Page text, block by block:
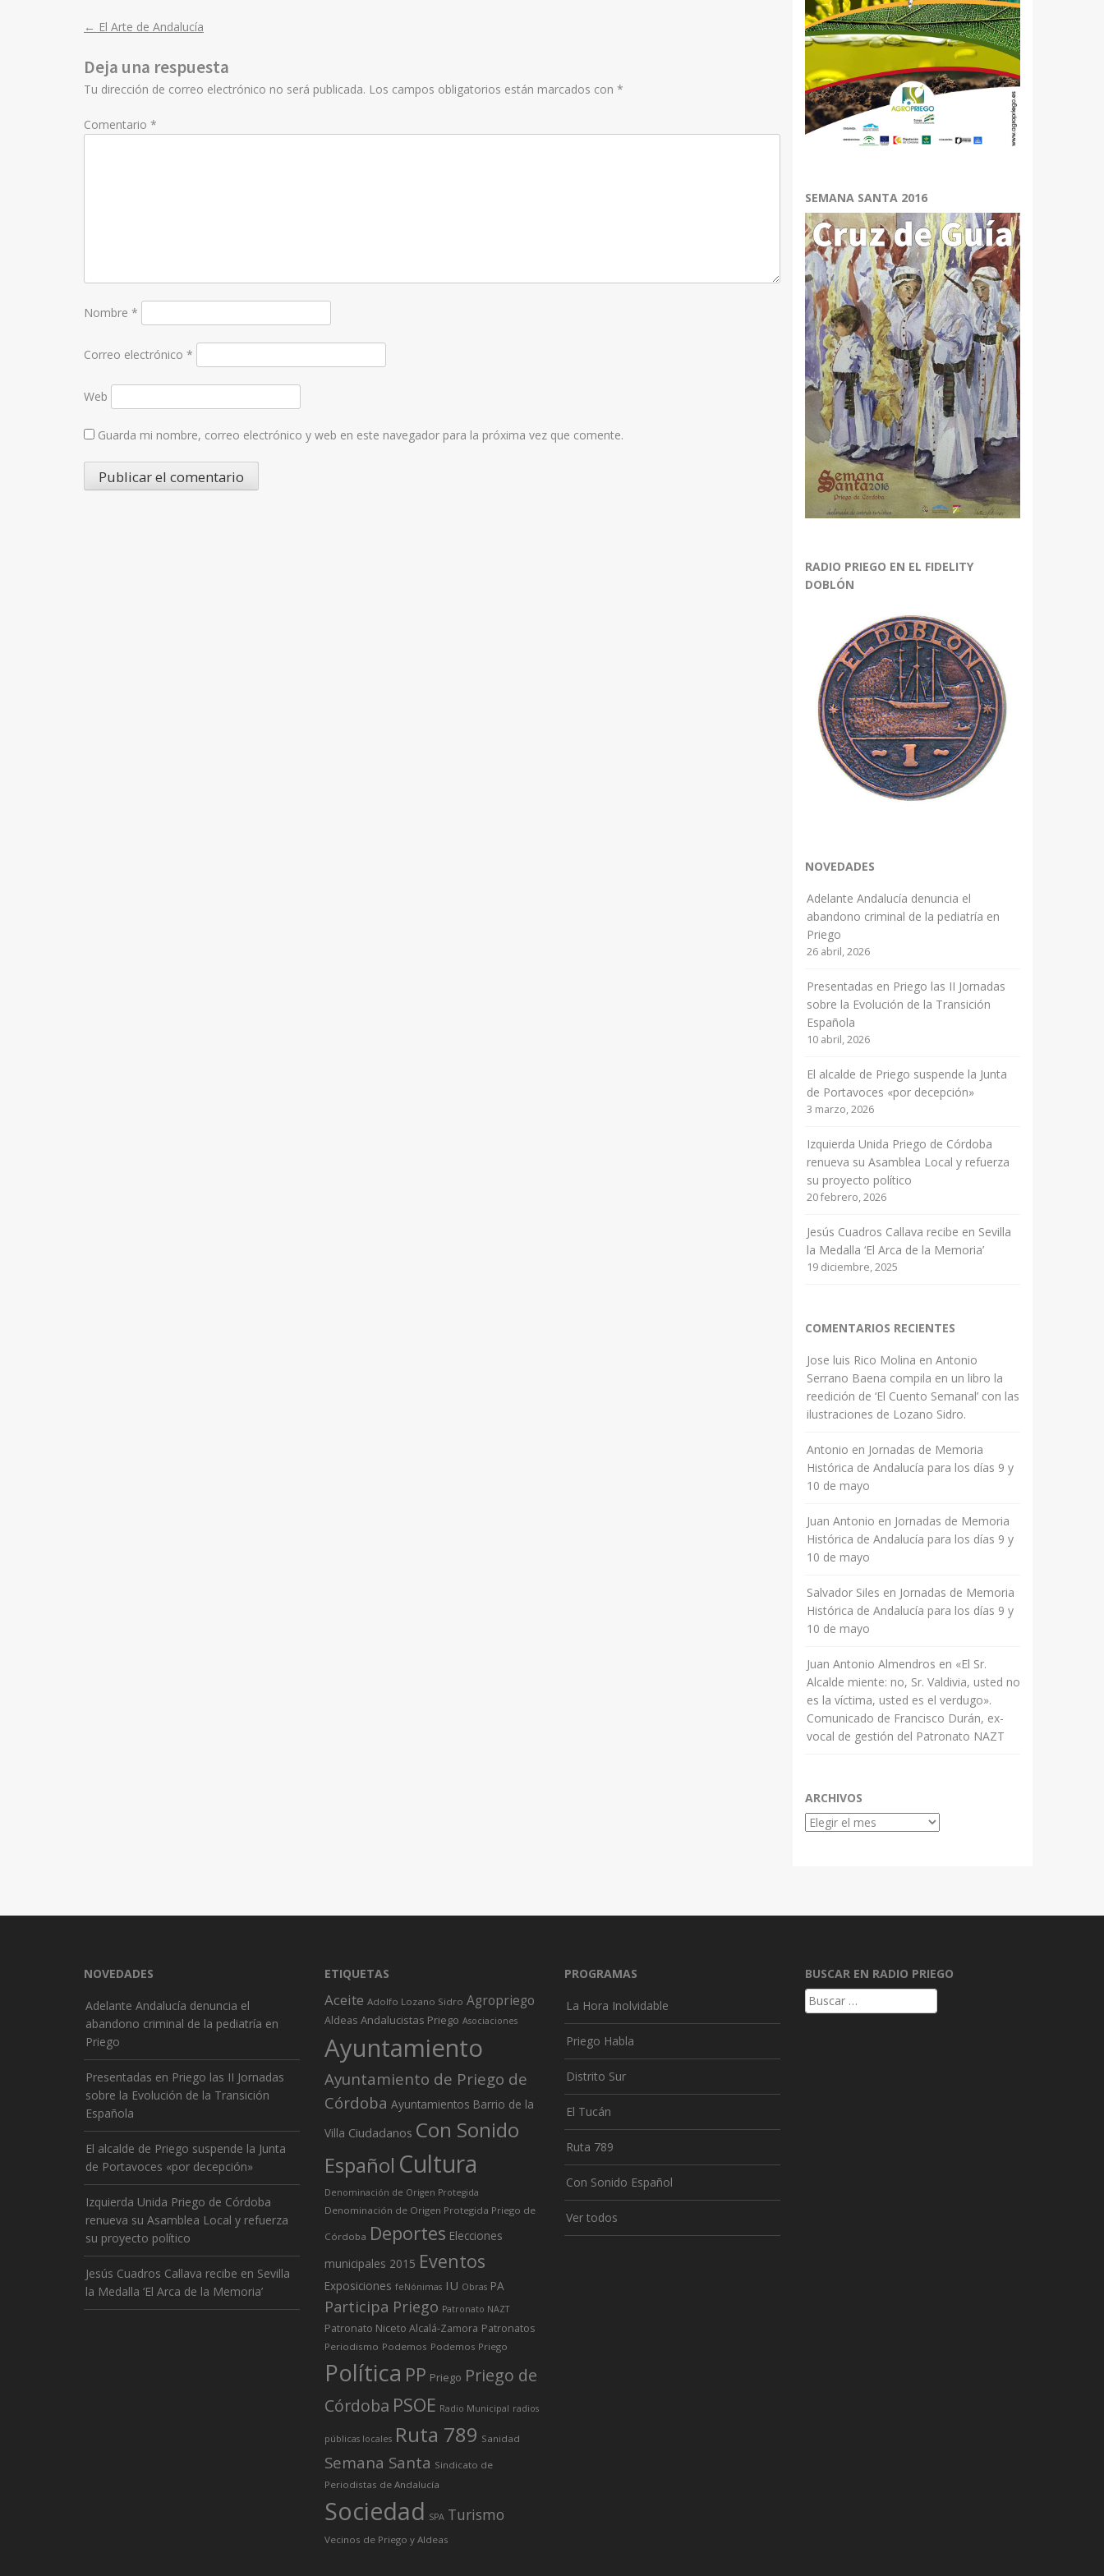
Post
navigation
← El Arte de Andalucía
Deja una respuesta
Tu dirección de correo electrónico no será publicada. Los campos obligatorios están marcados con *
Comentario *
Nombre *
Correo electrónico *
Web
Guarda mi nombre, correo electrónico y web en este navegador para la próxima vez que comente.
SEMANA SANTA 2016
RADIO PRIEGO EN EL FIDELITY
DOBLÓN
NOVEDADES
Adelante Andalucía denuncia el
abandono criminal de la pediatría en
Priego
26 abril, 2026
Presentadas en Priego las II Jornadas
sobre la Evolución de la Transición
Española
10 abril, 2026
El alcalde de Priego suspende la Junta
de Portavoces «por decepción»
3 marzo, 2026
Izquierda Unida Priego de Córdoba
renueva su Asamblea Local y refuerza
su proyecto político
20 febrero, 2026
Jesús Cuadros Callava recibe en Sevilla
la Medalla ‘El Arca de la Memoria’
19 diciembre, 2025
COMENTARIOS RECIENTES
Jose luis Rico Molina en Antonio
Serrano Baena compila en un libro la
reedición de ‘El Cuento Semanal’ con las
ilustraciones de Lozano Sidro.
Antonio en Jornadas de Memoria
Histórica de Andalucía para los días 9 y
10 de mayo
Juan Antonio en Jornadas de Memoria
Histórica de Andalucía para los días 9 y
10 de mayo
Salvador Siles en Jornadas de Memoria
Histórica de Andalucía para los días 9 y
10 de mayo
Juan Antonio Almendros en «El Sr.
Alcalde miente: no, Sr. Valdivia, usted no
es la víctima, usted es el verdugo».
Comunicado de Francisco Durán, ex-
vocal de gestión del Patronato NAZT
ARCHIVOS
Archivos
NOVEDADES
Adelante Andalucía denuncia el
abandono criminal de la pediatría en
Priego
Presentadas en Priego las II Jornadas
sobre la Evolución de la Transición
Española
El alcalde de Priego suspende la Junta
de Portavoces «por decepción»
Izquierda Unida Priego de Córdoba
renueva su Asamblea Local y refuerza
su proyecto político
Jesús Cuadros Callava recibe en Sevilla
la Medalla ‘El Arca de la Memoria’
ETIQUETAS
Aceite Adolfo Lozano Sidro Agropriego
Aldeas Andalucistas Priego Asociaciones
Ayuntamiento
Ayuntamiento de Priego de
Córdoba Ayuntamientos Barrio de la
Villa Ciudadanos Con Sonido
Español Cultura
Denominación de Origen Protegida
Denominación de Origen Protegida Priego de
Córdoba Deportes Elecciones
municipales 2015 Eventos
Exposiciones feNónimas IU Obras PA
Participa Priego Patronato NAZT
Patronato Niceto Alcalá-Zamora Patronatos
Periodismo Podemos Podemos Priego
Política PP Priego Priego de
Córdoba PSOE Radio Municipal radios
públicas locales Ruta 789 Sanidad
Semana Santa Sindicato de
Periodistas de Andalucía
Sociedad SPA Turismo
Vecinos de Priego y Aldeas
PROGRAMAS
La Hora Inolvidable
Priego Habla
Distrito Sur
El Tucán
Ruta 789
Con Sonido Español
Ver todos
BUSCAR EN RADIO PRIEGO
Buscar: